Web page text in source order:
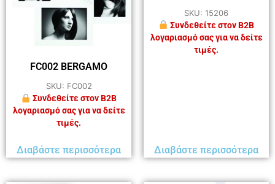
FC002 ΒΕRGAMO
SKU: FC002
Συνδεθείτε στον B2B
λογαριασμό σας για να δείτε
τιμές.
Διαβάστε περισσότερα
SKU: 15206
Συνδεθείτε στον B2B
λογαριασμό σας για να δείτε
τιμές.
Διαβάστε περισσότερα